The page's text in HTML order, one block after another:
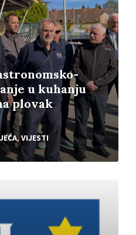
u kuhanju
plovak
,VIJESTI